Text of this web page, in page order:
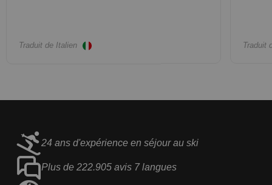
Traduit de Italien Traduit
24 ans d'expérience en séjour au ski
Plus de 222.905 avis 7 langues